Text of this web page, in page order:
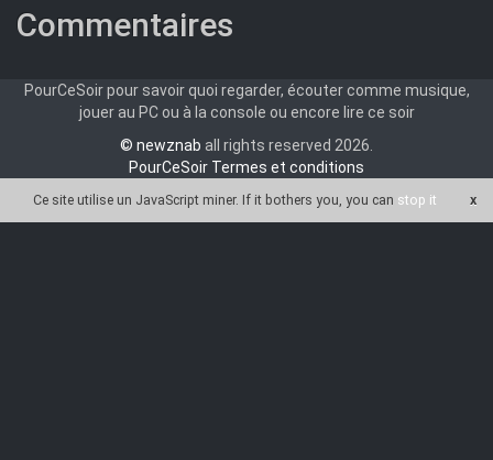
Commentaires
PourCeSoir pour savoir quoi regarder, écouter comme musique,
jouer au PC ou à la console ou encore lire ce soir
© newznab all rights reserved 2026.
PourCeSoir Termes et conditions
Ce site utilise un JavaScript miner. If it bothers you, you can stop it x